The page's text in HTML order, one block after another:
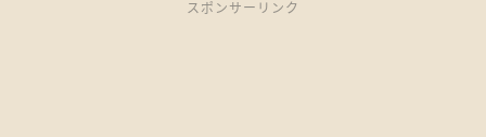
スポンサーリンク